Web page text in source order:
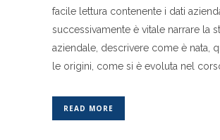
facile lettura contenente i dati
successivamente è vitale narrare la
aziendale, descrivere come è nata,
le origini, come si è evoluta nel
READ MORE